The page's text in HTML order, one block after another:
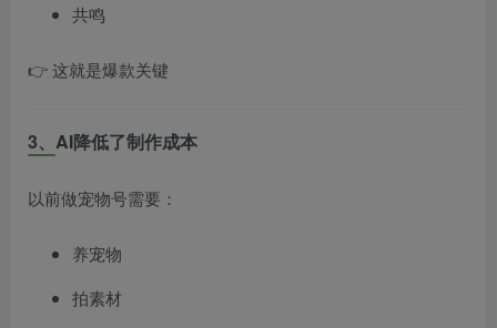
共鸣
👉 这就是爆款关键
3、AI降低了制作成本
以前做宠物号需要：
养宠物
拍素材